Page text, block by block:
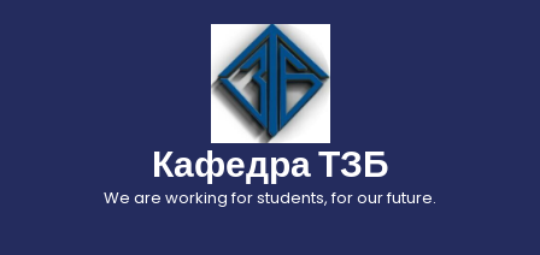
Кафедра ТЗБ
We are working for students, for our future.